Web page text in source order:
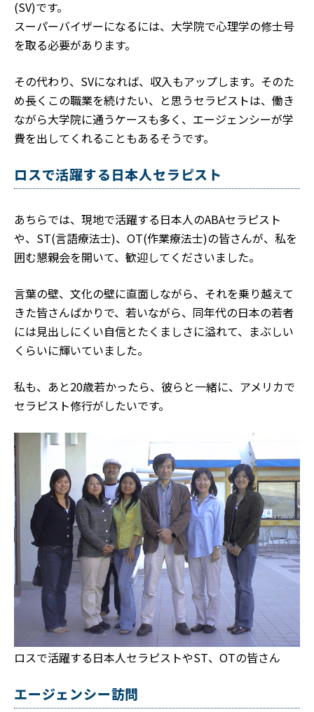
(SV)です。
スーパーバイザーになるには、大学院で心理学の修士号
を取る必要があります。
その代わり、SVになれば、収入もアップします。そのた
め長くこの職業を続けたい、と思うセラピストは、働き
ながら大学院に通うケースも多く、エージェンシーが学
費を出してくれることもあるそうです。
ロスで活躍する日本人セラピスト
あちらでは、現地で活躍する日本人のABAセラピスト
や、ST(言語療法士)、OT(作業療法士)の皆さんが、私を
囲む懇親会を開いて、歓迎してくださいました。
言葉の壁、文化の壁に直面しながら、それを乗り越えて
きた皆さんばかりで、若いながら、同年代の日本の若者
には見出しにくい自信とたくましさに溢れて、まぶしい
くらいに輝いていました。
私も、あと20歳若かったら、彼らと一緒に、アメリカで
セラピスト修行がしたいです。
ロスで活躍する日本人セラピストやST、OTの皆さん
エージェンシー訪問